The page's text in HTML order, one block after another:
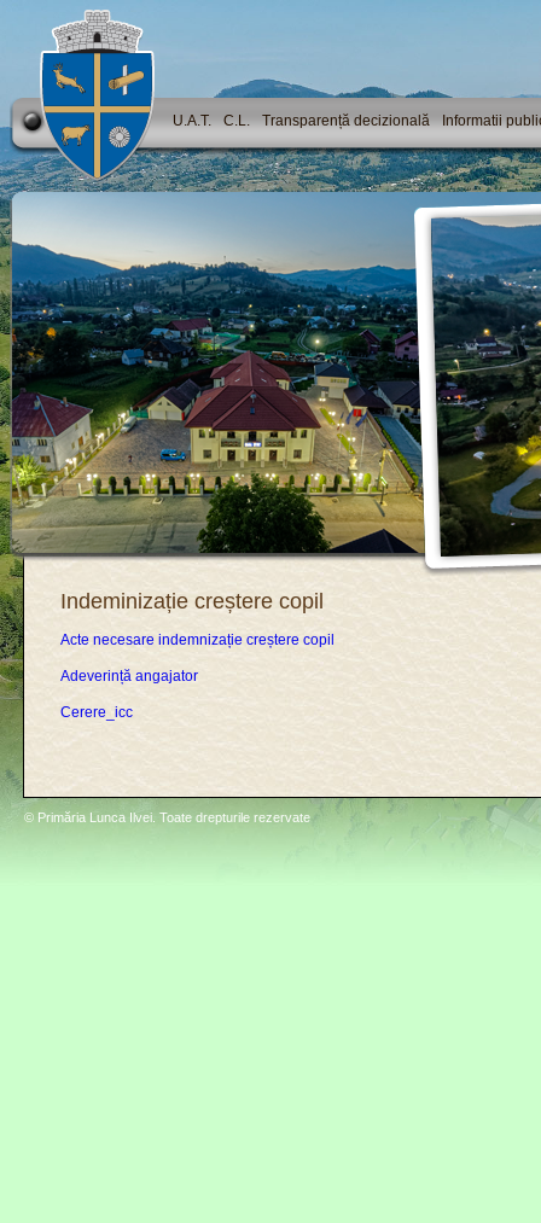
U.A.T. C.L. Transparență decizională Informatii
Indeminizație creștere copil
Acte necesare indemnizație creștere copil
Adeverință angajator
Cerere_icc
© Primăria Lunca Ilvei. Toate drepturile rezervate